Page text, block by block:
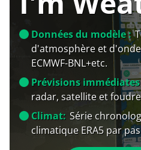
Données du modèle :
d'atmosphère et
ECMWF-BNL+etc.
Prévisions
radar, satellite et
Climat: Série
climatique ERA5 par